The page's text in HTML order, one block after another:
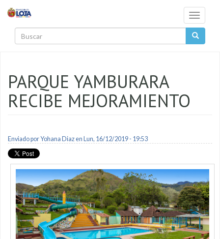
Toggle
PARQUE YAMBURARA
RECIBE MEJORAMIENTO
Enviado porYohana Diazen Lun, 16/12/2019 - 19:53